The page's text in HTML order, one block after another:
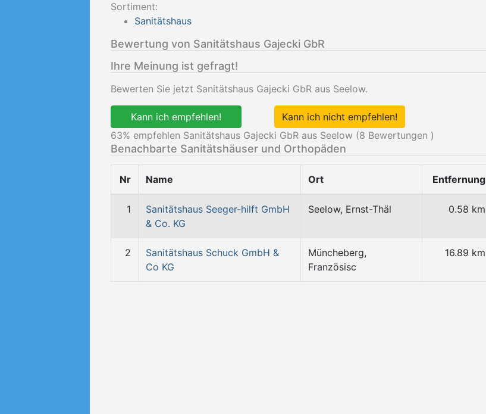
Sortiment:
Sanitätshaus
Bewertung von Sanitätshaus Gajecki GbR
Ihre Meinung ist gefragt!
Bewerten Sie jetzt Sanitätshaus Gajecki GbR aus Seelow.
Kann ich empfehlen!
Kann ich nicht empfehlen!
63% empfehlen Sanitätshaus Gajecki GbR aus Seelow (8 Bewertungen )
Benachbarte Sanitätshäuser und Orthopäden
Nr Name Ort Entfernung
1
Sanitätshaus Seeger-hilft GmbH
& Co. KG
Seelow, Ernst-Thäl 0.58 km
2
Sanitätshaus Schuck GmbH &
Co KG
Müncheberg,
Französisc
16.89 km